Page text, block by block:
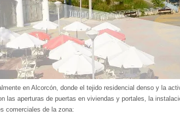
en Alcorcón, donde el tejido residencial denso y la
las aperturas de puertas en viviendas y portales, la
comerciales de la zona: